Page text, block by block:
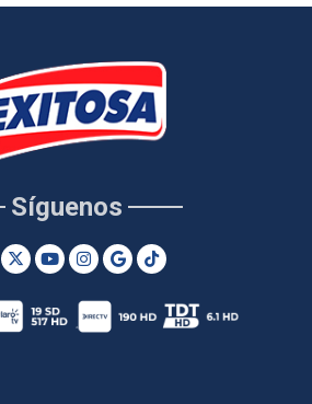
Síguenos